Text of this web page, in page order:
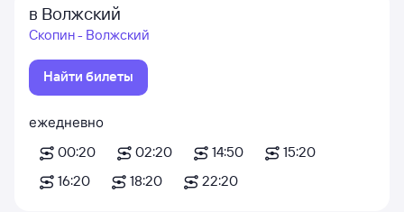
в Волжский
Скопин - Волжский
Найти билеты
ежедневно
00:20
02:20 14:50
15:20
16:20
18:20 22:20